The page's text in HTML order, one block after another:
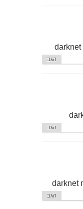
darknet
הגב
הגב
darknet
הגב